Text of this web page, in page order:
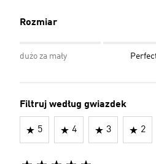
Rozmiar
dużo za mały
Filtruj według gwiazdek
5 4 3 2